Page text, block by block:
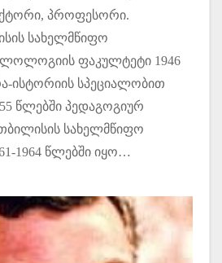
პროფესორი.
სახელმწიფო
ფაკულტეტი 1946
ისტორიის სპეციალობით
წლებში პედაგოგიურ
სახელმწიფო
1964 წლებში იყო…